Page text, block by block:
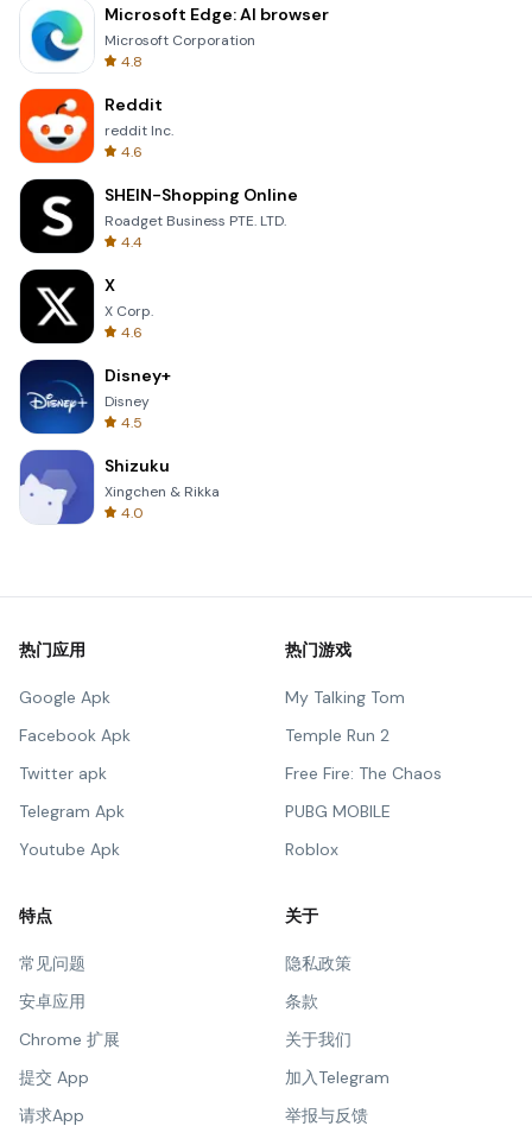
Microsoft Edge: AI browser
Microsoft Corporation
4.8
Reddit
reddit Inc.
4.6
SHEIN-Shopping Online
Roadget Business PTE. LTD.
4.4
X
X Corp.
4.6
Disney+
Disney
4.5
Shizuku
Xingchen & Rikka
4.0
热门应用
Google Apk
Facebook Apk
Twitter apk
Telegram Apk
Youtube Apk
热门游戏
My Talking Tom
Temple Run 2
Free Fire: The Chaos
PUBG MOBILE
Roblox
特点
常见问题
安卓应用
Chrome 扩展
提交 App
请求App
关于
隐私政策
条款
关于我们
加入Telegram
举报与反馈